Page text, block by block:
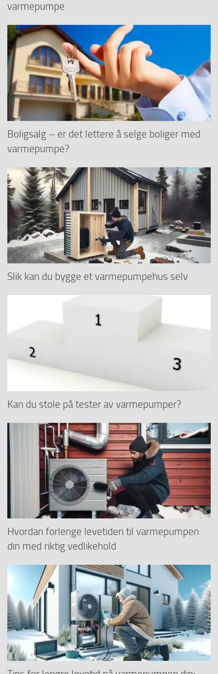
varmepumpe
Boligsalg – er det lettere å selge boliger med
varmepumpe?
Slik kan du bygge et varmepumpehus selv
Kan du stole på tester av varmepumper?
Hvordan forlenge levetiden til varmepumpen
din med riktig vedlikehold